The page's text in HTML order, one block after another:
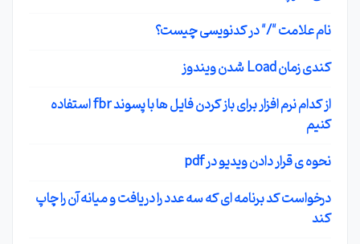
نام علامت "/" در کدنویسی چیست؟
کندی زمان Load شدن ویندوز
از کدام نرم افزار برای باز کردن فایل ها با پسوند fbr استفاده
کنیم
نحوه ی قرار دادن ویدیو در pdf
درخواست کد برنامه ای که سه عدد را دریافت و میانه آن را چاپ
کند